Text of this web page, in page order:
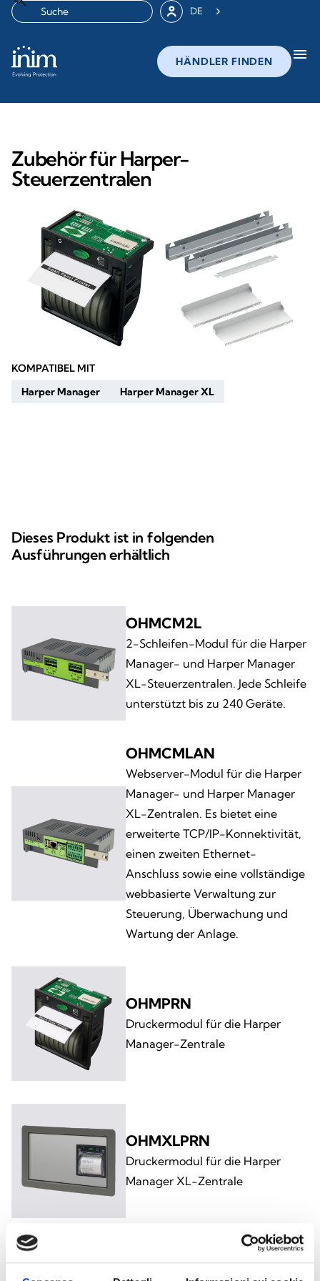
DE
HÄNDLER FINDEN menu
Zubehör für Harper-
Steuerzentralen
KOMPATIBEL MIT
Harper Manager
Harper Manager XL
Dieses Produkt ist in folgenden
Ausführungen erhältlich
OHMCM2L
2-Schleifen-Modul für die Harper
Manager- und Harper Manager
XL-Steuerzentralen. Jede Schleife
unterstützt bis zu 240 Geräte.
OHMCMLAN
Webserver-Modul für die Harper
Manager- und Harper Manager
XL-Zentralen. Es bietet eine
erweiterte TCP/IP-Konnektivität,
einen zweiten Ethernet-
Anschluss sowie eine vollständige
webbasierte Verwaltung zur
Steuerung, Überwachung und
Wartung der Anlage.
OHMPRN
Druckermodul für die Harper
Manager-Zentrale
OHMXLPRN
Druckermodul für die Harper
Manager XL-Zentrale
OHMCABRK